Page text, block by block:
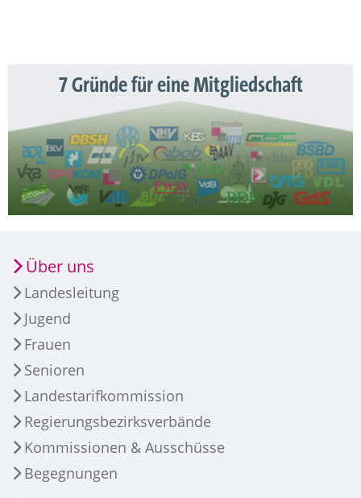
7 Gründe für eine Mitgliedschaft
Über uns
Landesleitung
Jugend
Frauen
Senioren
Landestarifkommission
Regierungsbezirksverbände
Kommissionen & Ausschüsse
Begegnungen